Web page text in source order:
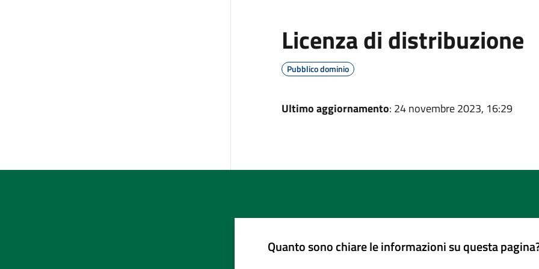
Licenza di distribuzione
Pubblico dominio
Ultimo aggiornamento: 24 novembre 2023, 16:29
Quanto sono chiare le informazioni su questa